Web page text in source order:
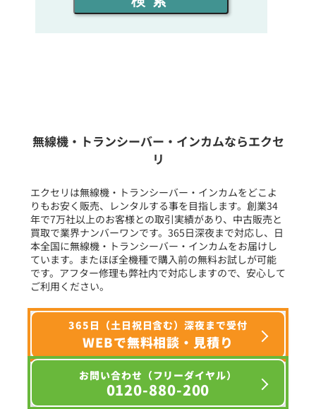
同時通話人数を選ぶ
フリーワード入力(製品名等)
選択条件をリセット
無線機・トランシーバー・インカムならエクセ
リ
エクセリは無線機・トランシーバー・インカムをどこよ
りもお安く販売、レンタルする事を目指します。創業34
年で7万社以上のお客様との取引実績があり、中古販売と
買取で業界ナンバーワンです。365日深夜まで対応し、日
本全国に無線機・トランシーバー・インカムをお届けし
ています。またほぼ全機種で購入前の無料お試しが可能
です。アフター修理も弊社内で対応しますので、安心して
ご利用ください。
365日（土日祝日含む）深夜まで受付
WEBで無料相談・見積り
お問い合わせ（フリーダイヤル）
0120-880-200